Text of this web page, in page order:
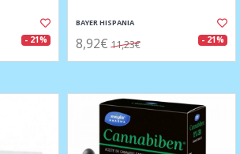
- 21%
BAYER HISPANIA
8,92€ 11,23€ - 21%